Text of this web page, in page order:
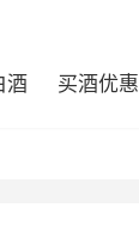
酒 买酒优惠